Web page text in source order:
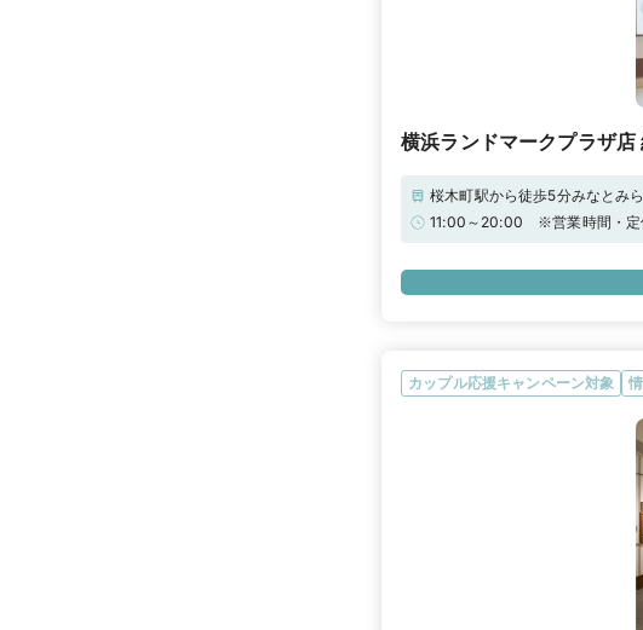
横浜ランドマークプラザ
桜木町駅から徒歩5分みなとみ
IS みなとみらい駐車場」P3「
11:00～20:00 ※営業時間・定
カップル応援キャンペーン対象